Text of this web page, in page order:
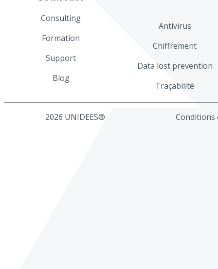
Consulting
Formation
Support
Blog
Antivirus
Chiffrement
Data lost prevention
Traçabilité
2026 UNIDEES® Conditions